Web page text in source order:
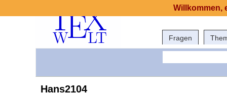
Fragen
Hans2104
Willkommen,